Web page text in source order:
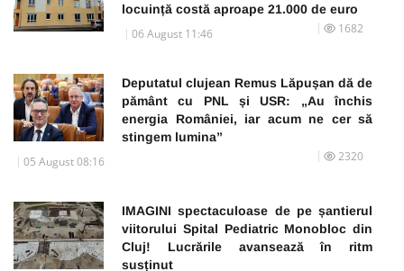
locuință costă aproape 21.000 de euro
06 August 11:46 1682
Deputatul clujean Remus Lăpușan dă de
pământ cu PNL și USR: „Au închis
energia României, iar acum ne cer să
stingem lumina”
05 August 08:16 2320
IMAGINI spectaculoase de pe șantierul
viitorului Spital Pediatric Monobloc din
Cluj! Lucrările avansează în ritm
susținut